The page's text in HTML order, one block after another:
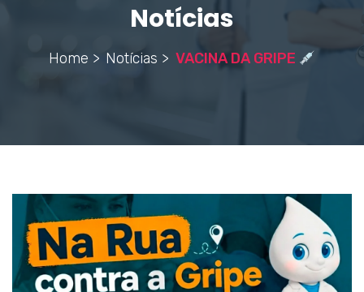
Notícias
Home > Notícias > VACINA DA GRIPE